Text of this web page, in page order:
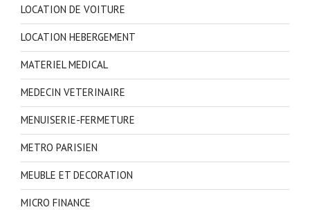
LOCATION DE VOITURE
LOCATION HEBERGEMENT
MATERIEL MEDICAL
MEDECIN VETERINAIRE
MENUISERIE-FERMETURE
METRO PARISIEN
MEUBLE ET DECORATION
MICRO FINANCE